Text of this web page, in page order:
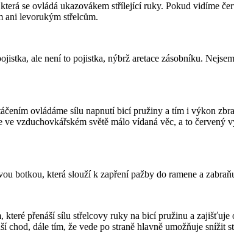
se ovládá ukazovákem střílející ruky. Pokud vidíme
ani levorukým střelcům.
ale není to pojistka, nýbrž aretace zásobníku.
ovládáme sílu napnutí bicí pružiny a tím i výkon
vzduchovkářském světě málo vídaná věc, a to
botkou, která slouží k zapření pažby do ramene a
které přenáší sílu střelcovy ruky na bicí pružinu a
chod, dále tím, že vede po straně hlavně umožňuje